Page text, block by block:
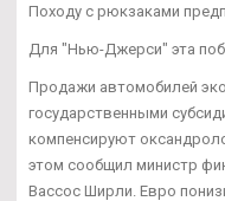
Походу с рюкзаками
Для "Нью-Джерси" эта
Продажи автомобилей
государственными
компенсируют
этом сообщил министр
Вассос Ширли. Евро